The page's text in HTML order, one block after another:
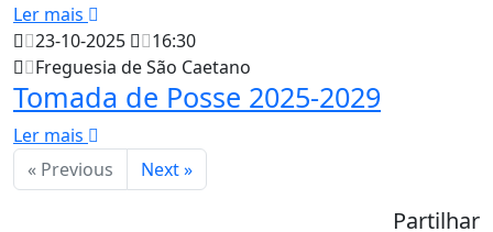
Ler mais
23-10-2025
16:30
Freguesia de São Caetano
Tomada de Posse 2025-2029
Ler mais
« Previous
Next »
Partilhar